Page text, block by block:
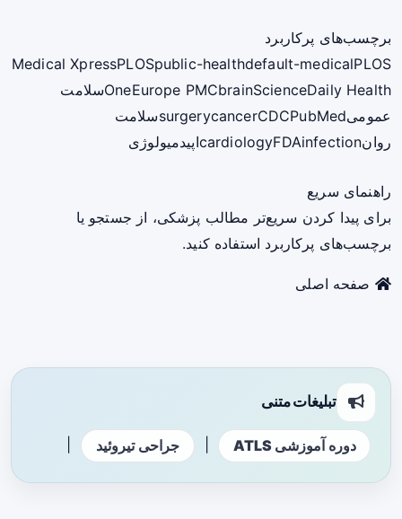
برچسب‌های پرکاربرد
Medical XpressPLOSpublic-healthdefault-medicalPLOS
OneEurope PMCbrainScienceDaily Health
سلامت
عمومی
surgerycancerCDCPubMed
سلامت
روان
cardiologyFDAinfection اپیدمیولوژی
راهنمای سریع
برای پیدا کردن سریع‌تر مطالب پزشکی، از جستجو یا
برچسب‌های پرکاربرد استفاده کنید.
صفحه اصلی
تبلیغات متنی
دوره آموزشی ATLS جراحی تیروئید